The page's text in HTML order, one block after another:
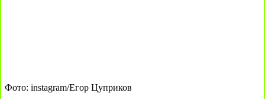
Фото: instagram/Егор Цуприков